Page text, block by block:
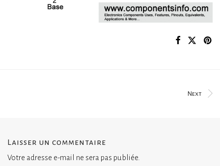
Next
Laisser un commentaire
Votre adresse e-mail ne sera pas publiée.